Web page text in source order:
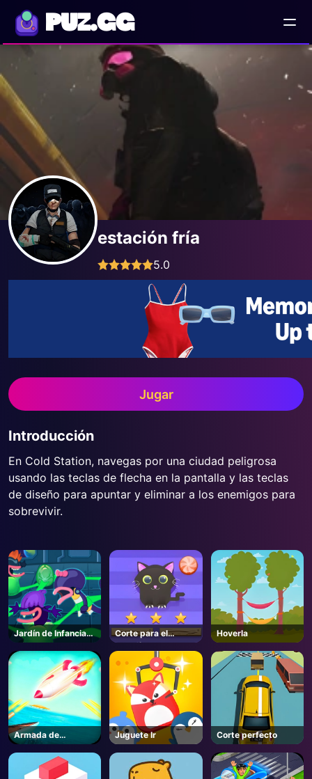
PUZ.GG
estación fría
5.0
Jugar
Introducción
En Cold Station, navegas por una ciudad peligrosa
usando las teclas de flecha en la pantalla y las teclas
de diseño para apuntar y eliminar a los enemigos para
sobrevivir.
Jardín de Infancia
Alien
Corte para el
desafío del gato
Hoverla
Armada de
acorazados
Juguete Ir Corte perfecto